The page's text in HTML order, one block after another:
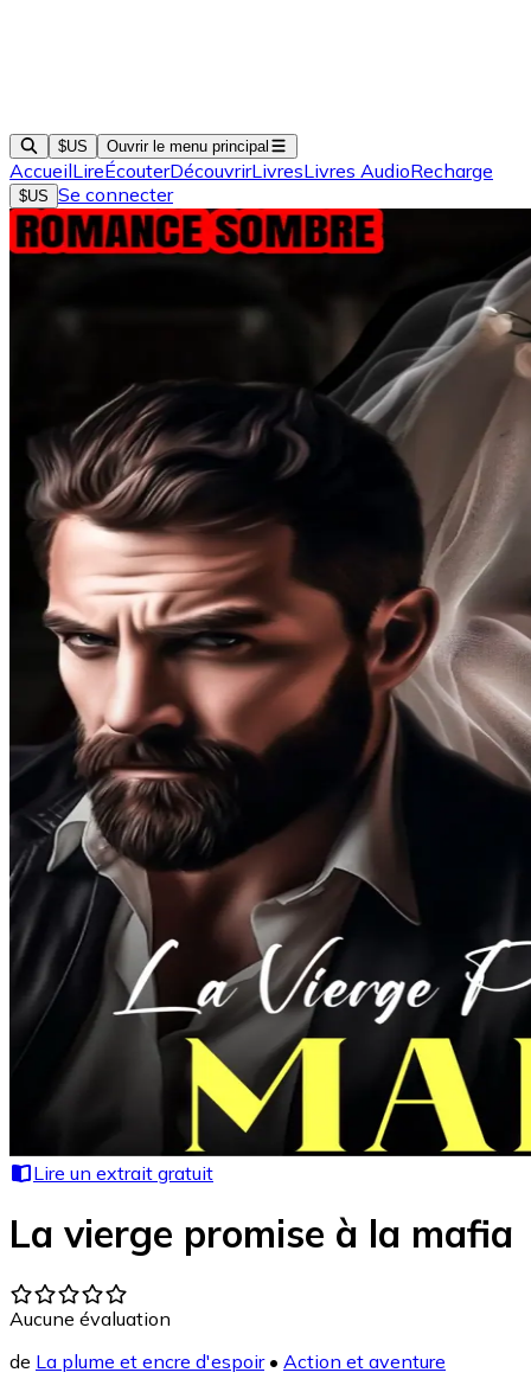
$US Ouvrir le menu principal
AccueilLireÉcouterDécouvrirLivresLivres AudioRecharge
$US Se connecter
Lire un extrait gratuit
La vierge promise à la mafia
Aucune évaluation
de La plume et encre d'espoir• Action et aventure